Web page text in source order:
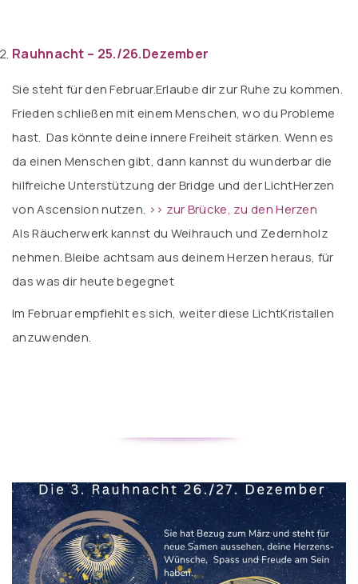
Rauhnacht – 25./26.Dezember
Sie steht für den Februar.Erlaube dir zur Ruhe zu kommen.
Frieden schließen mit einem Menschen,wo du Probleme
hast. Das könnte deine innere Freiheit stärken. Wenn es
da einen Menschen gibt, dann kannst du wunderbar die
hilfreiche Unterstützung der Bridge und derLichtHerzen
von Ascension nutzen. >> zur Brücke, zu den Herzen
Als Räucherwerk kannst du Weihrauch und Zedernholz
nehmen. Bleibe achtsam aus deinem Herzen heraus, für
das was dir heute begegnet
Im Februar empfiehlt es sich, weiter diese LichtKristallen
anzuwenden.